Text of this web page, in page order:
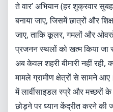
ते वार’ अभियान (हर शुक्रवार
बनाया जाए, जिसमें छात्रों और
जाए, ताकि कूलर, गमलों और
प्रजनन स्थलों को खत्म किया जा
अब केवल शहरी बीमारी नहीं
मामले ग्रामीण क्षेत्रों से सामने
में लार्वीसाइडल स्प्रे और मच्छरों
छोड़ने पर ध्यान केंद्रीत करने की